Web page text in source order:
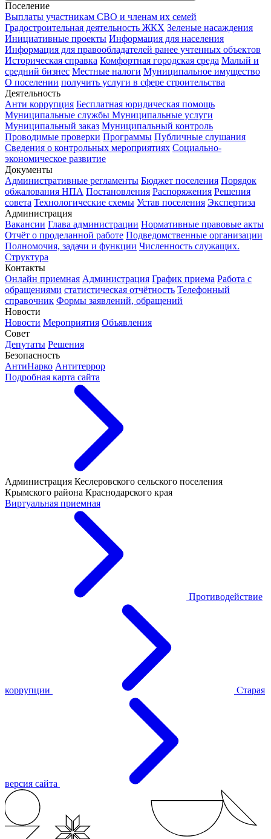
Поселение
Выплаты участникам СВО и членам их семей
Градостроительная деятельность ЖКХ Зеленые насаждения
Инициативные проекты Информация для населения
Информация для правообладателей ранее учтенных объектов
Историческая справка Комфортная городская среда Малый и
средний бизнес Местные налоги Муниципальное имущество
О поселении получить услуги в сфере строительства
Деятельность
Анти коррупция Бесплатная юридическая помощь
Муниципальные службы Муниципальные услуги
Муниципальный заказ Муниципальный контроль
Проводимые проверки Программы Публичные слушания
Сведения о контрольных мероприятиях Социально-
экономическое развитие
Документы
Административные регламенты Бюджет поселения Порядок
обжалования НПА Постановления Распоряжения Решения
совета Технологические схемы Устав поселения Экспертиза
Администрация
Вакансии Глава администрации Нормативные правовые акты
Отчёт о проделанной работе Подведомственные организации
Полномочия, задачи и функции Численность служащих.
Структура
Контакты
Онлайн приемная Администрация График приема Работа с
обращениями статистическая отчётность Телефонный
справочник Формы заявлений, обращений
Новости
Новости Мероприятия Объявления
Совет
Депутаты Решения
Безопасность
АнтиНарко Антитеррор
Подробная карта сайта
Администрация Кеслеровского сельского поселения
Крымского района Краснодарского края
Виртуальная приемная
Противодействие
коррупции Старая
версия сайта